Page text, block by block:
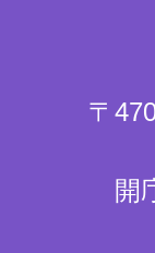
〒
開